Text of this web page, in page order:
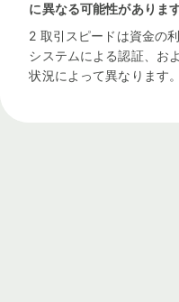
に異なる可能性があります
2 取引スピードは資金の
システムによる認証、お
状況によって異なります。